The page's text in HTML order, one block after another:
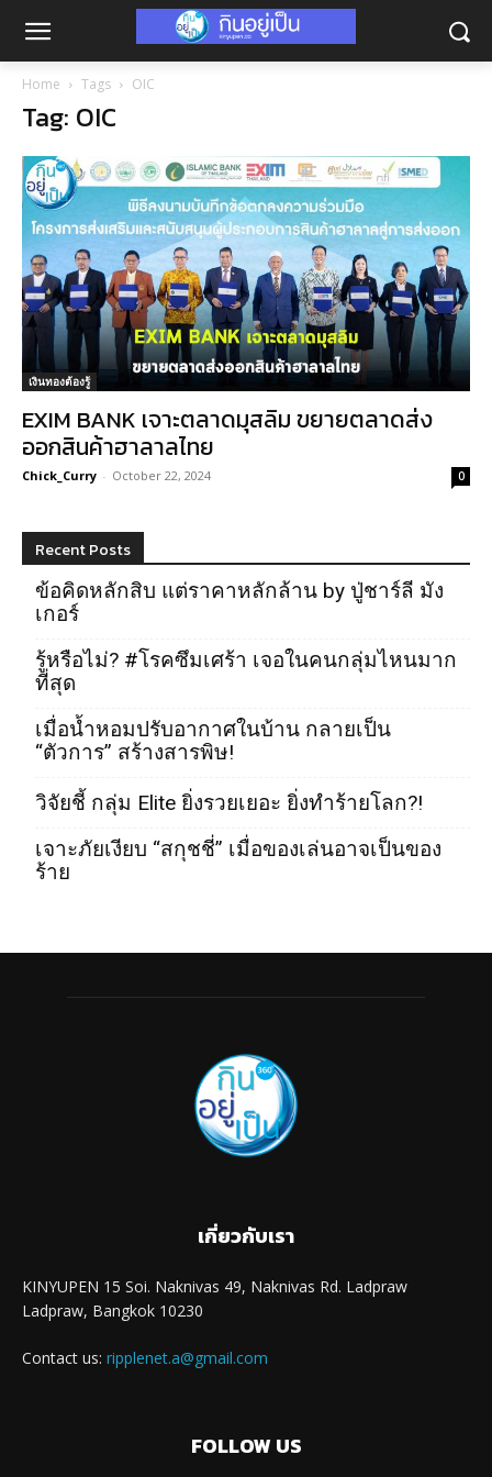
Home Tags OIC
Tag: OIC
เงินทองต้องรู้
EXIM BANK เจาะตลาดมุสลิม ขยายตลาดส่ง
ออกสินค้าฮาลาลไทย
Chick_Curry - October 22, 2024 0
Recent Posts
ข้อคิดหลักสิบ แต่ราคาหลักล้าน by ปู่ชาร์ลี มัง
เกอร์
รู้หรือไม่? #โรคซึมเศร้า เจอในคนกลุ่มไหนมาก
ที่สุด
เมื่อน้ำหอมปรับอากาศในบ้าน กลายเป็น
“ตัวการ” สร้างสารพิษ!
วิจัยชี้ กลุ่ม Elite ยิ่งรวยเยอะ ยิ่งทำร้ายโลก?!
เจาะภัยเงียบ “สกุชชี่” เมื่อของเล่นอาจเป็นของ
ร้าย
เกี่ยวกับเรา
KINYUPEN 15 Soi. Naknivas 49, Naknivas Rd. Ladpraw
Ladpraw, Bangkok 10230
Contact us: ripplenet.a@gmail.com
FOLLOW US